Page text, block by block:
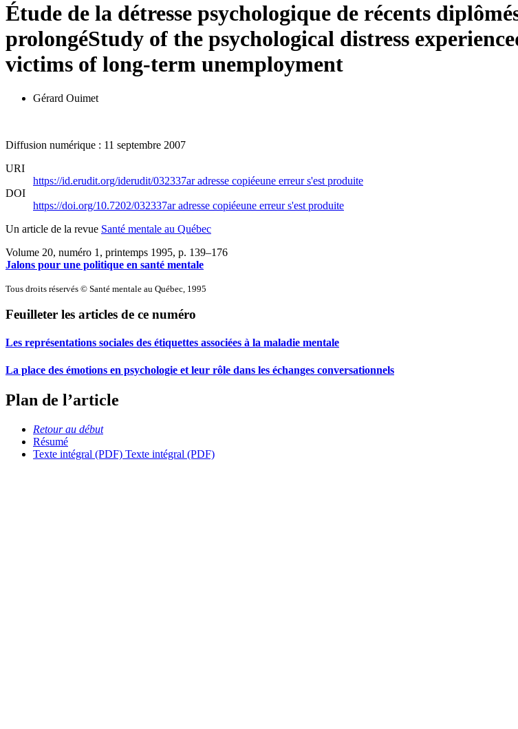
Étude de la détresse psychologique de récents
prolongéStudy of the psychological distress
victims of long-term unemployment
Gérard Ouimet
Diffusion numérique : 11 septembre 2007
URI
https://id.erudit.org/iderudit/032337aradresse copiéeune erreur s'est produite
DOI
https://doi.org/10.7202/032337aradresse copiéeune erreur s'est produite
Un article de la revue Santé mentale au Québec
Volume 20, numéro 1, printemps 1995, p. 139–176
Jalons pour une politique en santé mentale
Tous droits réservés © Santé mentale au Québec, 1995
Feuilleter les articles de ce numéro
Les représentations sociales des étiquettes associées à la maladie mentale
La place des émotions en psychologie et leur rôle dans les échanges conversationnels
Plan de l’article
Retour au début
Résumé
Texte intégral (PDF) Texte intégral (PDF)